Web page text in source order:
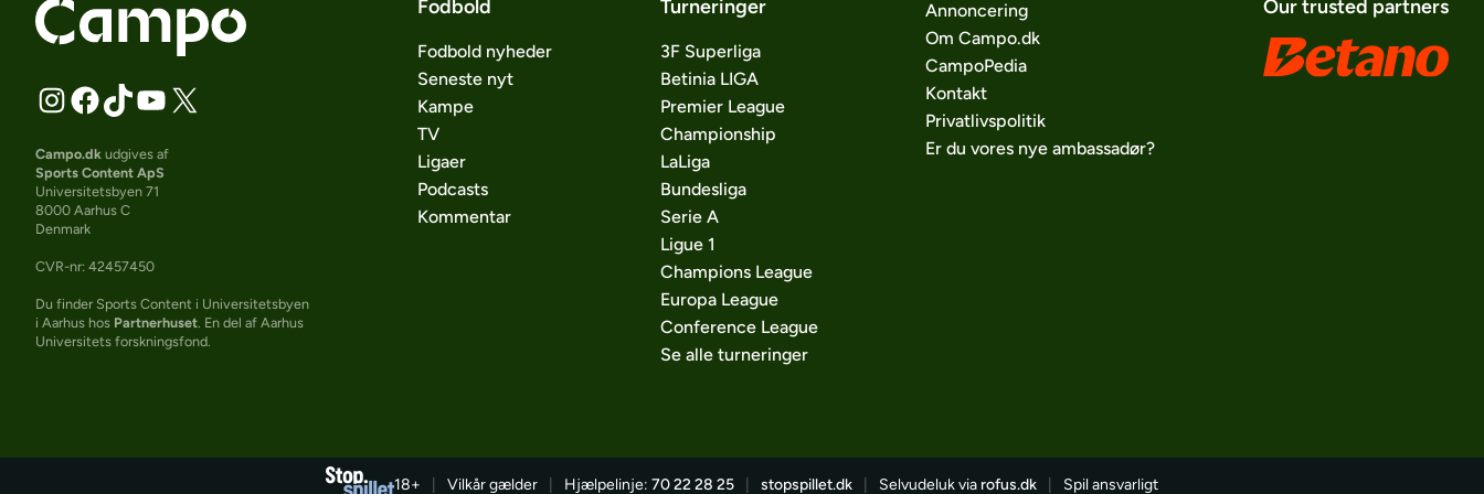
Campo.dk udgives af
Sports Content ApS
Universitetsbyen 71
8000 Aarhus C
Denmark
CVR-nr: 42457450
Du finder Sports Content i Universitetsbyen
i Aarhus hos Partnerhuset . En del af Aarhus
Universitets forskningsfond.
Fodbold
Fodbold nyheder
Seneste nyt
Kampe
TV
Ligaer
Podcasts
Kommentar
Turneringer
3F Superliga
Betinia LIGA
Premier League
Championship
LaLiga
Bundesliga
Serie A
Ligue 1
Champions League
Europa League
Conference League
Se alle turneringer
Annoncering
Om Campo.dk
CampoPedia
Kontakt
Privatlivspolitik
Er du vores nye ambassadør?
Our trusted partners
18+ Vilkår gælder Hjælpelinje: 70 22 28 25 stopspillet.dk Selvudeluk via rofus.dk Spil ansvarligt